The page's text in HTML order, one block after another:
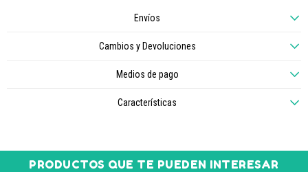
Envíos
Cambios y Devoluciones
Medios de pago
Características
PRODUCTOS QUE TE PUEDEN INTERESAR